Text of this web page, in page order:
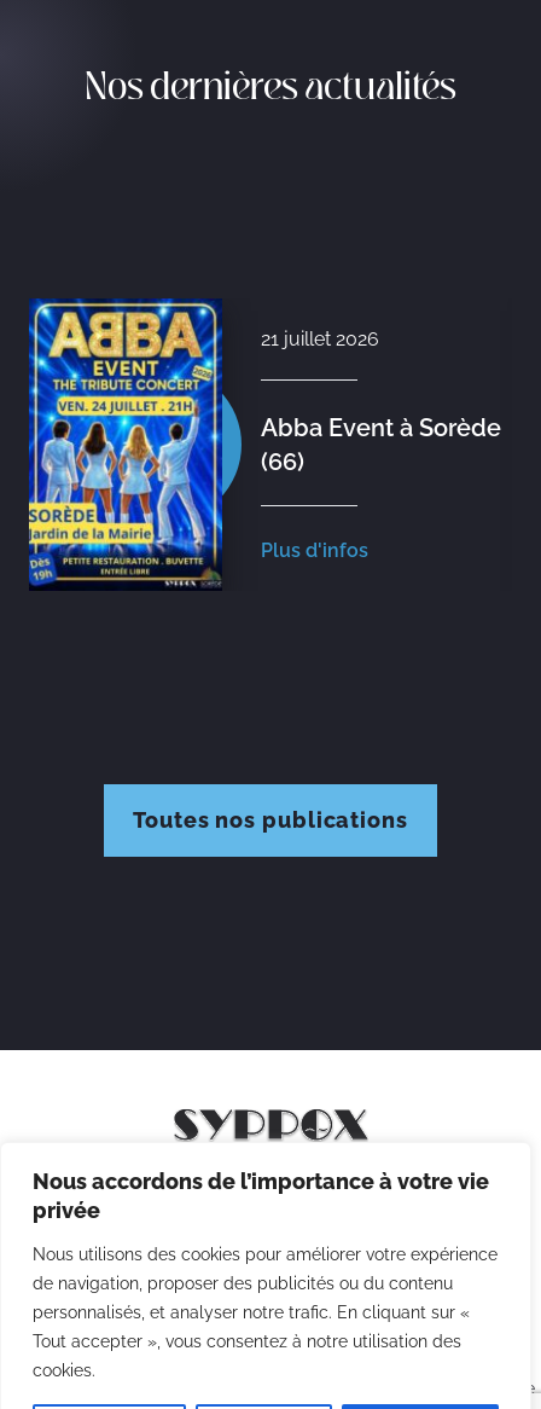
Nous accordons de l’importance à votre vie
privée
Nous utilisons des cookies pour améliorer votre expérience
de navigation, proposer des publicités ou du contenu
personnalisés, et analyser notre trafic. En cliquant sur «
Tout accepter », vous consentez à notre utilisation des
cookies.
Nos dernières actualités
21 juillet 2026
Abba Event à Sorède
(66)
Plus d'infos
Toutes nos publications
Mentions légales
Politique des cookies
CGV
Agence